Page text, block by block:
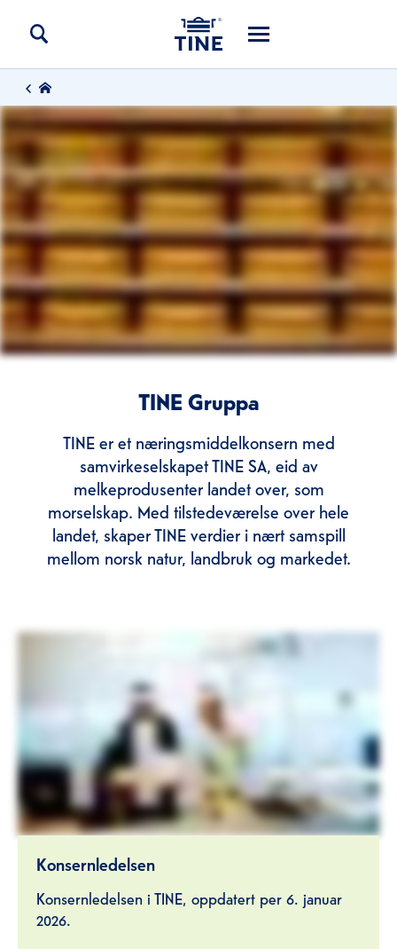
TINE Gruppa
TINE er et næringsmiddelkonsern med
samvirkeselskapet TINE SA, eid av
melkeprodusenter landet over, som
morselskap. Med tilstedeværelse over hele
landet, skaper TINE verdier i nært samspill
mellom norsk natur, landbruk og markedet.
Konsernledelsen
Konsernledelsen i TINE, oppdatert per 6. januar
2026.